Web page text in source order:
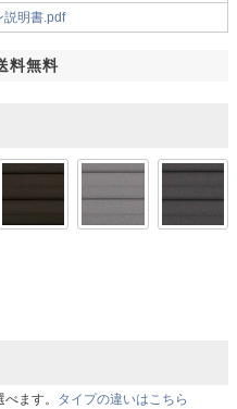
説明書.pdf
料無料
ます。 タイプの違いはこちら